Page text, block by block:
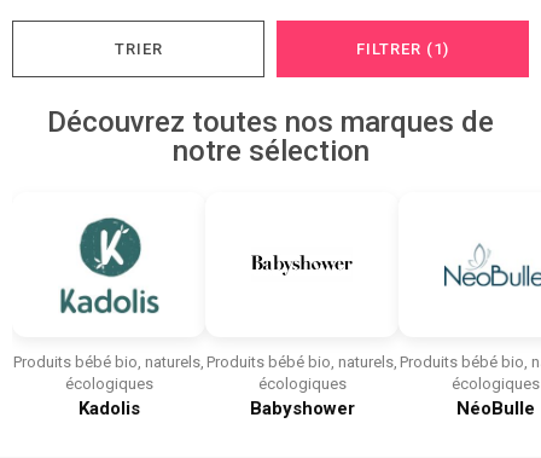
TRIER FILTRER (1)
Découvrez toutes nos marques de
notre sélection
Produits bébé bio, naturels,
écologiques
Kadolis
Produits bébé bio, naturels,
écologiques
Babyshower
Produits bébé bio,
écologiques
NéoBulle